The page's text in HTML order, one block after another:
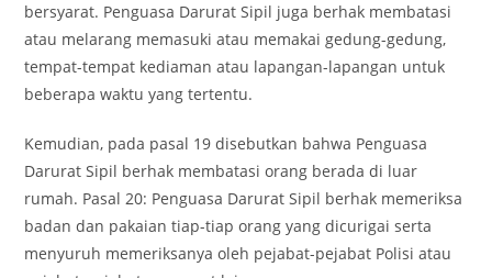
bersyarat. Penguasa Darurat Sipil juga berhak membatasi
atau melarang memasuki atau memakai gedung-gedung,
tempat-tempat kediaman atau lapangan-lapangan untuk
beberapa waktu yang tertentu.
Kemudian, pada pasal 19 disebutkan bahwa Penguasa
Darurat Sipil berhak membatasi orang berada di luar
rumah. Pasal 20: Penguasa Darurat Sipil berhak memeriksa
badan dan pakaian tiap-tiap orang yang dicurigai serta
menyuruh memeriksanya oleh pejabat-pejabat Polisi atau